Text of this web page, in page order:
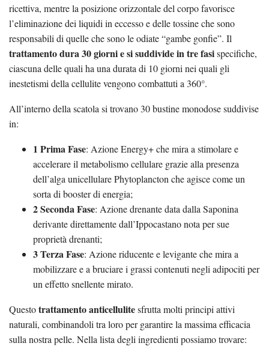
ricettiva, mentre la posizione orizzontale del corpo favorisce
l’eliminazione dei liquidi in eccesso e delle tossine che sono
responsabili di quelle che sono le odiate “gambe gonfie”. Il
trattamento dura 30 giorni e si suddivide in tre fasispecifiche,
ciascuna delle quali ha una durata di 10 giorni nei quali gli
inestetismi della cellulite vengono combattuti a 360°.
All’interno della scatola si trovano 30 bustine monodose suddivise
in:
1 Prima Fase: Azione Energy+ che mira a stimolare e
accelerare il metabolismo cellulare grazie alla presenza
dell’alga unicellulare Phytoplancton che agisce come un
sorta di booster di energia;
2 Seconda Fase: Azione drenante data dalla Saponina
derivante direttamente dall’Ippocastano nota per sue
proprietà drenanti;
3 Terza Fase: Azione riducente e levigante che mira a
mobilizzare e a bruciare i grassi contenuti negli adipociti per
un effetto snellente mirato.
Questotrattamento anticellulitesfrutta molti principi attivi
naturali, combinandoli tra loro per garantire la massima efficacia
sulla nostra pelle. Nella lista degli ingredienti possiamo trovare: